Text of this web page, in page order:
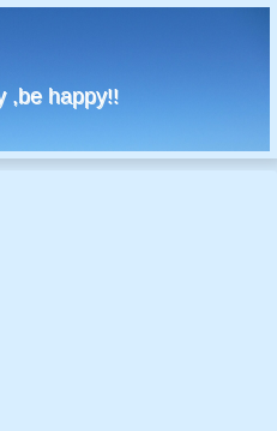
,be happy!!